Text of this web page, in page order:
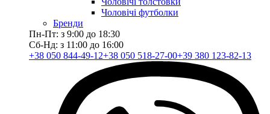
Чоловічі футболки
Бренди
Пн-Пт: з 9:00 до 18:30
Сб-Нд: з 11:00 до 16:00
+38 050 844-49-12+38 050 518-27-00+39 380 123-82-13